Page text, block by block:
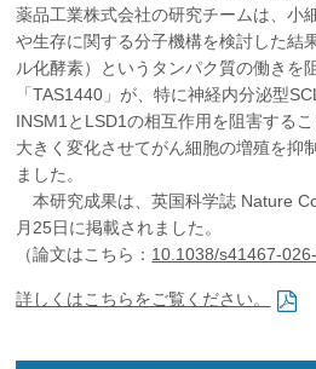
企業の方大学院志望の方医学部志望の方卒
お問い合わせ
交通アクセス
薬品工業株式会社の研究チームは、小
や生存に関する分子機構を検討した結
ル化酵素）というタンパク質の働きを
「TAS1440」が、特に神経内分泌型
INSM1とLSD1の相互作用を阻害する
大きく変化させてがん細胞の増殖を抑
ました。
本研究成果は、英国科学誌 Nature
月25日に掲載されました。
（論文はこちら： 10.1038/s41467-
詳しくはこちらをご覧ください。